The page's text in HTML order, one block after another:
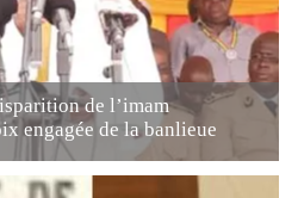
de l’imam
engagée de la banlieue